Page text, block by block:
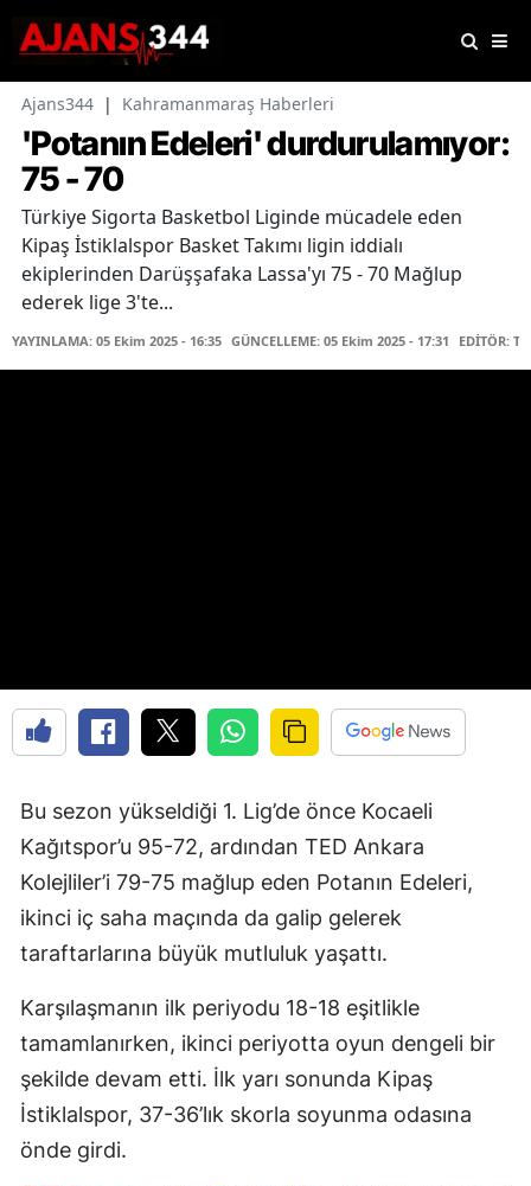
Ajans344 | Kahramanmaraş Haberleri
'Potanın Edeleri' durdurulamıyor:
75 - 70
Türkiye Sigorta Basketbol Liginde mücadele eden
Kipaş İstiklalspor Basket Takımı ligin iddialı
ekiplerinden Darüşşafaka Lassa'yı 75 - 70 Mağlup
ederek lige 3'te...
YAYINLAMA: 05 Ekim 2025 - 16:35 GÜNCELLEME: 05 Ekim 2025 - 17:31 EDİTÖR:
Bu sezon yükseldiği 1. Lig’de önce Kocaeli
Kağıtspor’u 95-72, ardından TED Ankara
Kolejliler’i 79-75 mağlup eden Potanın Edeleri,
ikinci iç saha maçında da galip gelerek
taraftarlarına büyük mutluluk yaşattı.
Karşılaşmanın ilk periyodu 18-18 eşitlikle
tamamlanırken, ikinci periyotta oyun dengeli bir
şekilde devam etti. İlk yarı sonunda Kipaş
İstiklalspor, 37-36’lık skorla soyunma odasına
önde girdi.